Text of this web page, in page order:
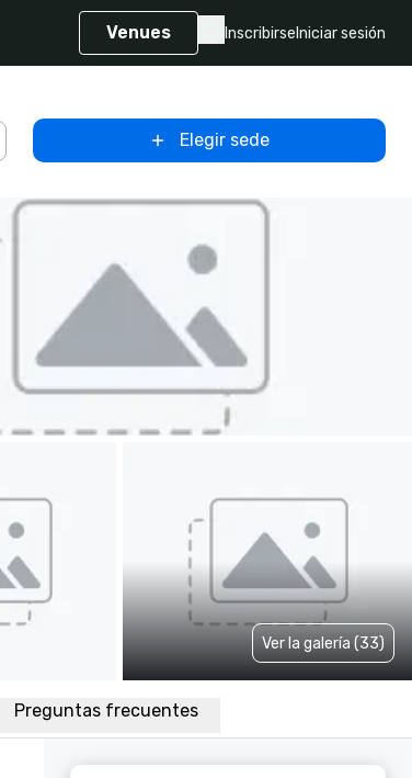
Venues Inscribirse Iniciar sesión
Elegir sede
Ver la galería (33)
Preguntas frecuentes